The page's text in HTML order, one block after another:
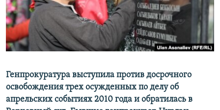
Генпрокуратура выступила против досрочного
освобождения трех осужденных по делу об
апрельских событиях 2010 года и обратилась в